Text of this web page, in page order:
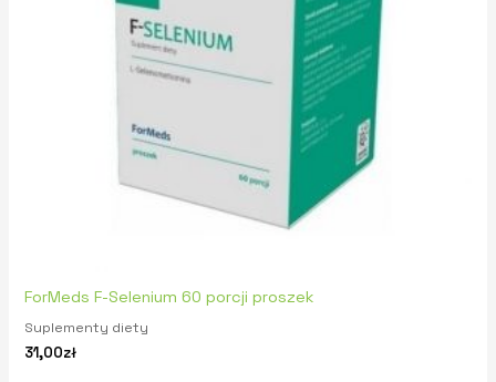
ForMeds F-Selenium 60 porcji proszek
Suplementy diety
31,00zł